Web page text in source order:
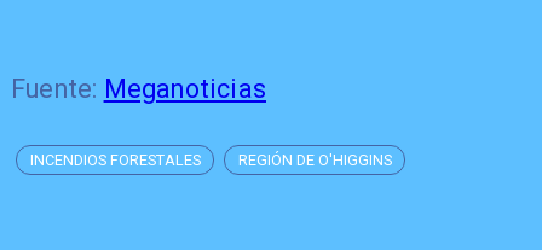
Fuente: Meganoticias
INCENDIOS FORESTALES REGIÓN DE O'HIGGINS